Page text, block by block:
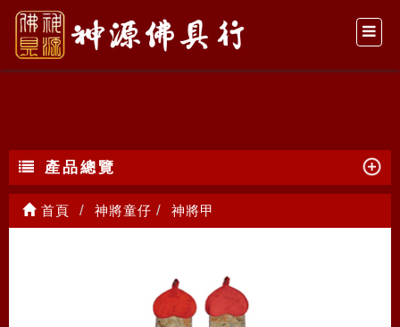
神將甲
產品總覽
首頁 神將童仔 神將甲